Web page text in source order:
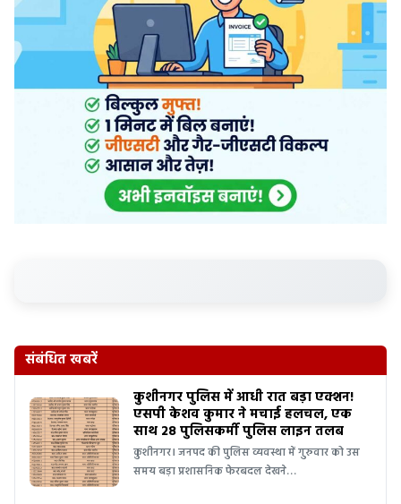
संबंधित खबरें
कुशीनगर पुलिस में आधी रात बड़ा एक्शन!
एसपी केशव कुमार ने मचाई हलचल, एक
साथ 28 पुलिसकर्मी पुलिस लाइन तलब
कुशीनगर। जनपद की पुलिस व्यवस्था में गुरुवार को उस
समय बड़ा प्रशासनिक फेरबदल देखने…